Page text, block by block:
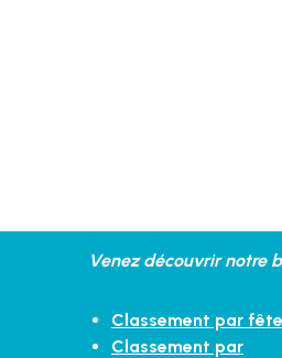
Venez découvrir notre
Classement par
Classement par